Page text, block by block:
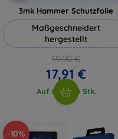
3mk Hammer Schutzfolie
Maßgeschneidert
hergestellt
19,90 €
17,91 €
Auf Lager 3 Stk.
-10%